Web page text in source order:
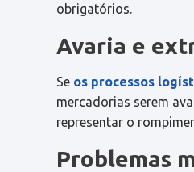
obrigatórios.
Avaria e
Se os processos
mercadorias serem
representar o
Problemas